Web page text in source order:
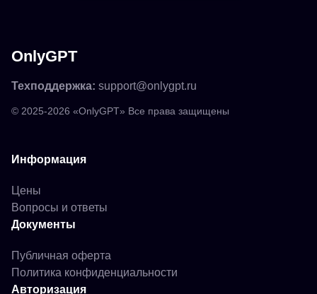
OnlyGPT
Техподдержка: support@onlygpt.ru
© 2025-2026 «OnlyGPT» Все права защищены
Информация
Цены
Вопросы и ответы
Документы
Публичная оферта
Политика конфиденциальности
Авторизация